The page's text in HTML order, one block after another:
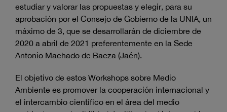
estudiar y valorar las propuestas y elegir, para su
aprobación por el Consejo de Gobierno de la UNIA, un
máximo de 3, que se desarrollarán de diciembre de
2020 a abril de 2021 preferentemente en la Sede
Antonio Machado de Baeza (Jaén).
El objetivo de estos Workshops sobre Medio
Ambiente es promover la cooperación internacional y
el intercambio científico en el área del medio